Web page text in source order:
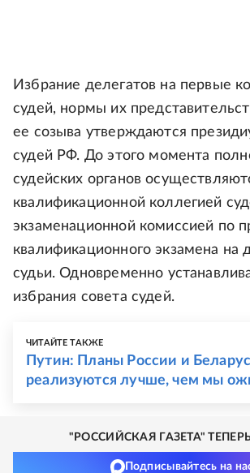
Избрание делегатов на первые
судей, нормы их
ее созыва утверждаются
судей РФ. До этого момента
судейских органов
квалификационной коллегией
экзаменационной комиссией по
квалификационного экзамена на
судьи. Одновременно
избрания совета судей.
ЧИТАЙТЕ ТАКЖЕ
Путин: Планы России и
реализуются лучше, чем мы
"РОССИЙСКАЯ ГАЗЕТА" ТЕПЕРЬ
Подписывайтесь на